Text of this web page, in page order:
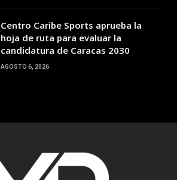
Centro Caribe Sports aprueba la
hoja de ruta para evaluar la
candidatura de Caracas 2030
AGOSTO 6, 2026